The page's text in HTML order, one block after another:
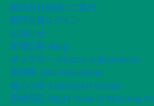
購読会員登録のご案内
購読会員ログイン
お知らせ
新着記事 -Blog-
ギャラリー -Picture & Illustration-
桜荘園 -Doll Realization-
風の小径 -LiteraryArt Works-
星紡夜話 -Night Tales of Spinning